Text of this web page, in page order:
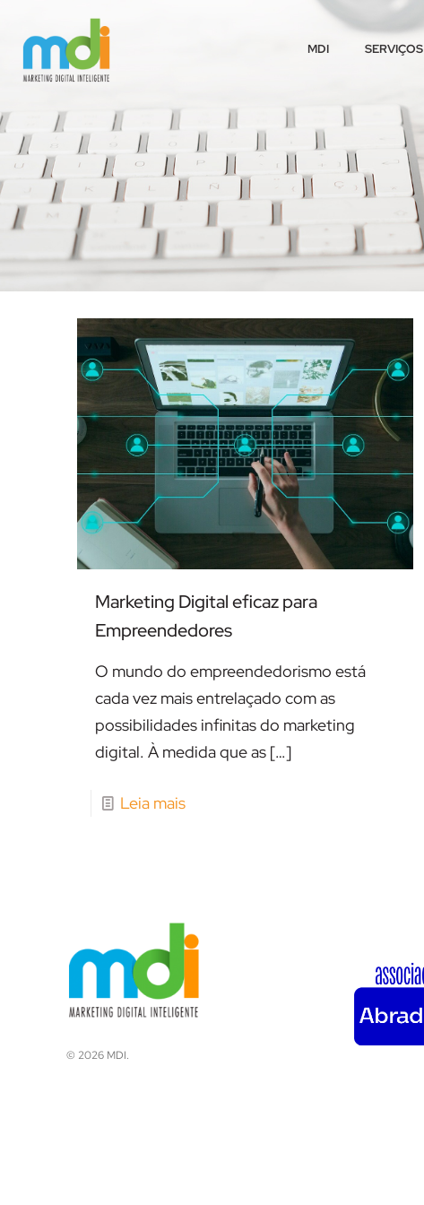
MDI SERVIÇOS
Marketing Digital eficaz para
Empreendedores
O mundo do empreendedorismo está
cada vez mais entrelaçado com as
possibilidades infinitas do marketing
digital. À medida que as[…]
Leia mais
© 2026 MDI.